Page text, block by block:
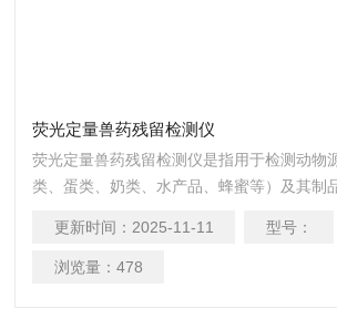
荧光定量兽药残留检测仪
荧光定量兽药残留检测仪是指用于检测动物
类、蛋类、奶类、水产品、蜂蜜等）及其制
仪器设备。
更新时间： 2025-11-11 型号：
浏览量： 478